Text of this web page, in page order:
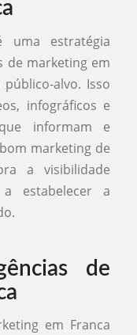
uma estratégia
de marketing em
alvo. Isso
infográficos e
informam e
marketing de
a visibilidade
estabelecer a
de
em Franca